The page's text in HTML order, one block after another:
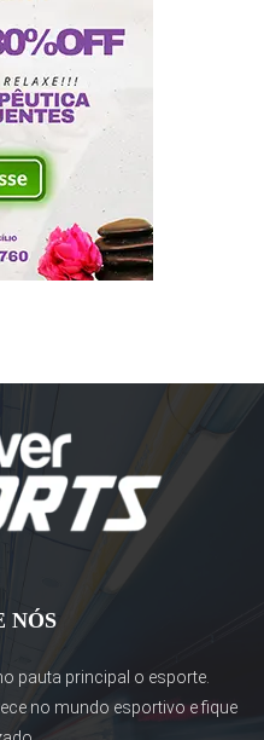
NÓS
pauta principal o esporte.
no mundo esportivo e fique